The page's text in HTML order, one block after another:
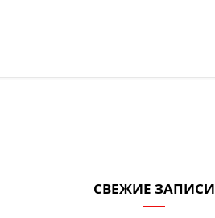
СВЕЖИЕ ЗАПИСИ